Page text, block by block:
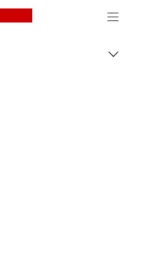
Canon Logo, back
Auf